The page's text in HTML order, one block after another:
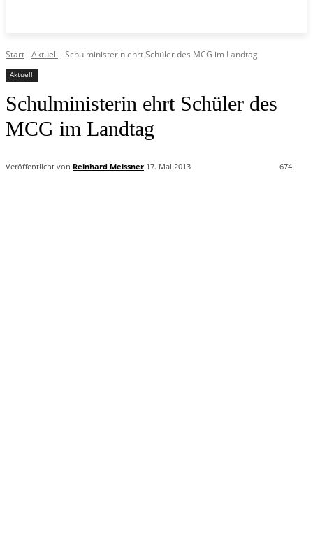
Start Aktuell Schulministerin ehrt Schüler des MCG im Landtag
Aktuell
Schulministerin ehrt Schüler des
MCG im Landtag
Veröffentlicht von Reinhard Meissner 17. Mai 2013 674